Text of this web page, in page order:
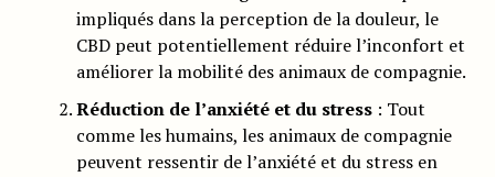
impliqués dans la perception de la douleur, le
CBD peut potentiellement réduire l’inconfort et
améliorer la mobilité des animaux de compagnie.
Réduction de l’anxiété et du stress : Tout
comme les humains, les animaux de compagnie
peuvent ressentir de l’anxiété et du stress en